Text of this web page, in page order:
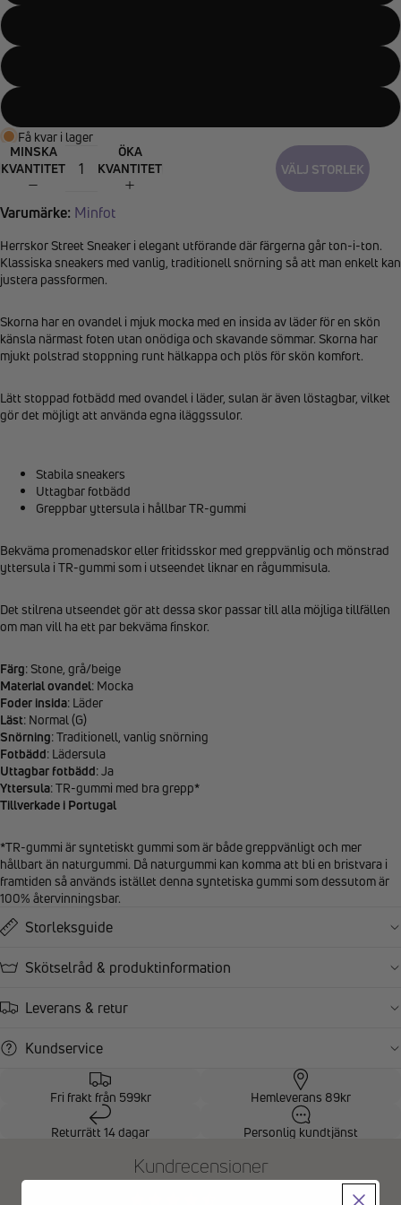
Få kvar i lager
MINSKA
KVANTITET
ÖKA
KVANTITET
VÄLJ STORLEK
Varumärke: Minfot
Herrskor Street Sneaker i elegant utförande där färgerna går ton-i-ton.
Klassiska sneakers med vanlig, traditionell snörning så att man enkelt kan
justera passformen.
Skorna har en ovandel i mjuk mocka med en insida av läder för en skön
känsla närmast foten utan onödiga och skavande sömmar. Skorna har
mjukt polstrad stoppning runt hälkappa och plös för skön komfort.
Lätt stoppad fotbädd med ovandel i läder, sulan är även löstagbar, vilket
gör det möjligt att använda egna iläggssulor.
Stabila sneakers
Uttagbar fotbädd
Greppbar yttersula i hållbar TR-gummi
Bekväma promenadskor eller fritidsskor med greppvänlig och mönstrad
yttersula i TR-gummi som i utseendet liknar en rågummisula.
Det stilrena utseendet gör att dessa skor passar till alla möjliga tillfällen
om man vill ha ett par bekväma finskor.
Färg: Stone, grå/beige
Material ovandel: Mocka
Foder insida: Läder
Läst: Normal (G)
Snörning: Traditionell, vanlig snörning
Fotbädd: Lädersula
Uttagbar fotbädd: Ja
Yttersula: TR-gummi med bra grepp*
Tillverkade i Portugal
*TR-gummi är syntetiskt gummi som är både greppvänligt och mer
hållbart än naturgummi. Då naturgummi kan komma att bli en bristvara i
framtiden så används istället denna syntetiska gummi som dessutom är
100% återvinningsbar.
Storleksguide
Skötselråd & produktinformation
Leverans & retur
Kundservice
Fri frakt från 599kr Hemleverans 89kr
Returrätt 14 dagar Personlig kundtjänst
Kundrecensioner